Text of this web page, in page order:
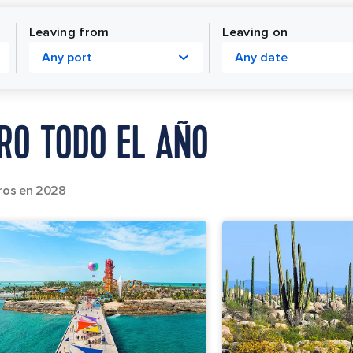
Leaving from
Any port
Leaving on
Any date
TODO EL AÑO
en 2028